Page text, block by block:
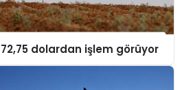
dolardan işlem görüyor